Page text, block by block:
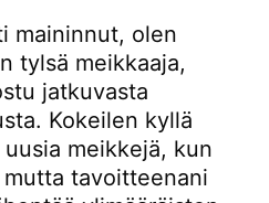
maininnut, olen
tylsä meikkaaja,
jatkuvasta
Kokeilen kyllä
meikkejä, kun
tavoitteenani